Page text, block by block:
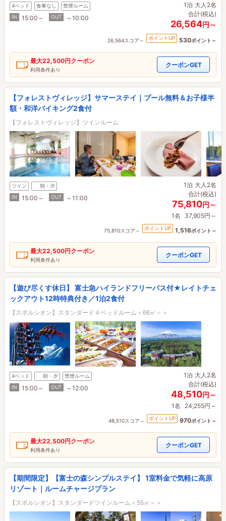
4ベッド 食事なし
禁煙ルーム
IN
15:00～ OUT ～10:00
1泊 大人2名
合計(税込)
26,564円～
26,564スコア～ ポイントUP 530ポイント～
最大22,500円クーポン
利用条件あり
クーポンGET
【フォレストヴィレッジ】サマーステイ｜プール無料＆お子様半
額・和洋バイキング2食付
【フォレストヴィレッジ】ツインルーム
ツイン
朝・夕
IN
15:00～ OUT ～11:00
1泊 大人2名
合計(税込)
75,810円～
1名 37,905円～
75,810スコア～ ポイントUP 1,516ポイント～
最大22,500円クーポン
利用条件あり
クーポンGET
【遊び尽くす休日】 富士急ハイランドフリーパス付★レイトチェ
ックアウト12時特典付き／1泊2食付
【スポルシオン】スタンダード４ベッドルーム＜66㎡～＞
4ベッド 朝・夕
禁煙ルーム
IN
15:00～ OUT ～12:00
1泊 大人2名
合計(税込)
48,510円～
1名 24,255円～
48,510スコア～ ポイントUP 970ポイント～
最大22,500円クーポン
利用条件あり
クーポンGET
【期間限定】【富士の森シンプルステイ】 1室料金で気軽に高原
リゾート｜ルームチャージプラン
【スポルシオン】スタンダードツインルーム＜55㎡～＞